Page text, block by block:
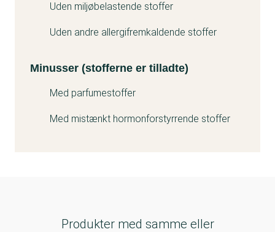
Uden miljøbelastende stoffer
Uden andre allergifremkaldende stoffer
Minusser (stofferne er tilladte)
Med parfumestoffer
Med mistænkt hormonforstyrrende stoffer
Produkter med samme eller